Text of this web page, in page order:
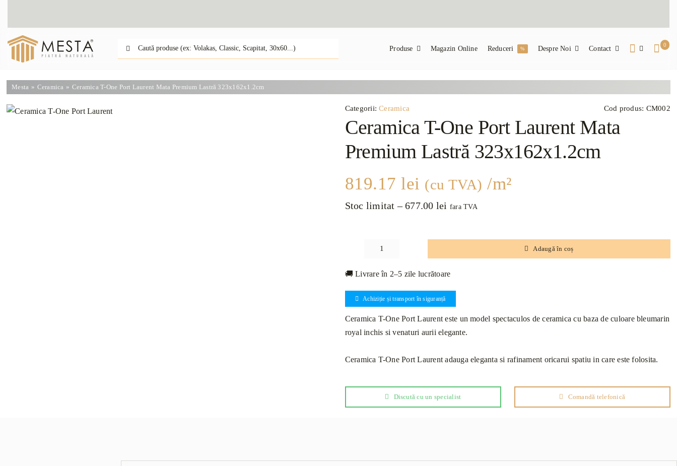
content
Caută:
Produse Magazin Online Reduceri % Despre Noi Contact 0
Mesta Ceramica Ceramica T-One Port Laurent Mata Premium Lastră 323x162x1.2cm
Categorii:Ceramica Cod produs: CM002
Ceramica T-One Port Laurent Mata
Premium Lastră 323x162x1.2cm
819.17lei (cu TVA) /m²
Stoc limitat –677.00 lei fara TVA
T-
One
Port
Laurent
Mata
Lastră
Adaugă în coș
🚚 Livrare în 2–5 zile lucrătoare
Achiziție și transport în siguranță
Ceramica T-One Port Laurent este un model spectaculos de ceramica cu baza de culoare bleumarin
royal inchis si venaturi aurii elegante.
Ceramica T-One Port Laurent adauga eleganta si rafinament oricarui spatiu in care este folosita.
Discută cu un specialist Comandă telefonică